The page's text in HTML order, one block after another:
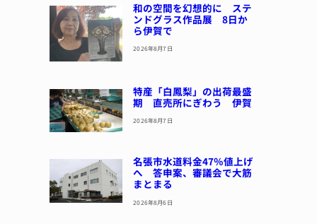
和の空間を幻想的に ステ
ンドグラス作品展 8日か
ら伊賀で
2026年8月7日
特産「白鳳梨」の出荷最盛
期 直売所にぎわう 伊賀
2026年8月7日
名張市水道料金47％値上げ
へ 答申案、審議会で大筋
まとまる
2026年8月6日